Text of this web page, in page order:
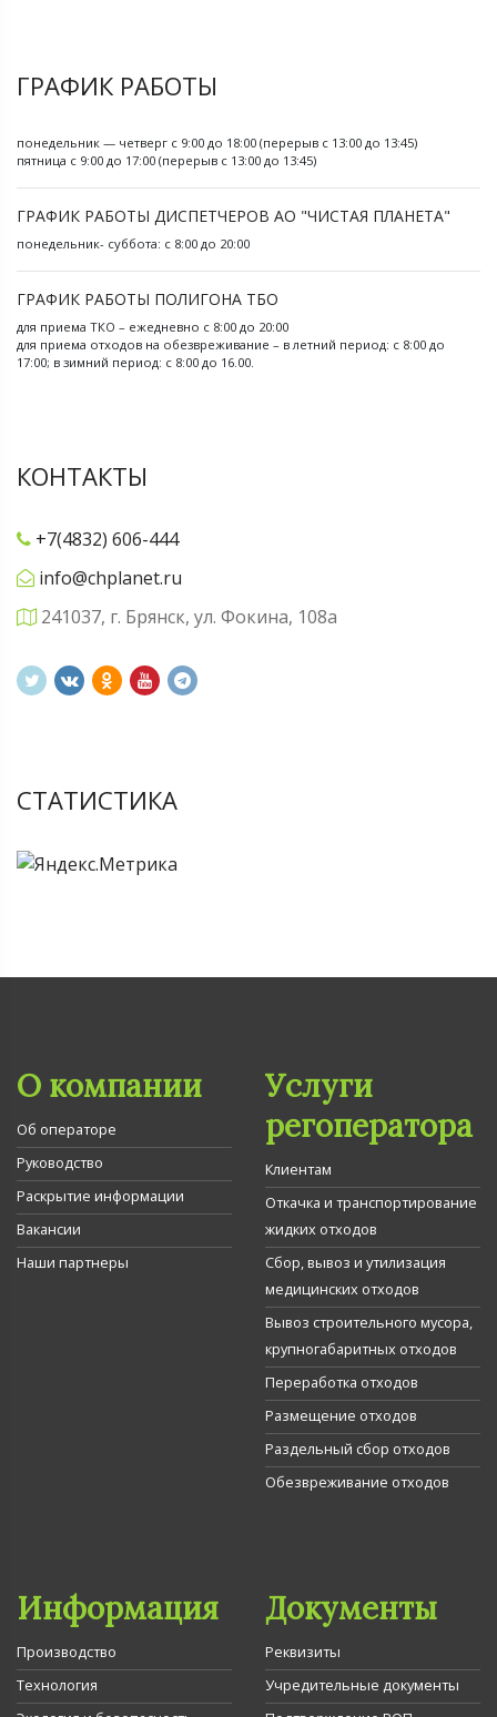
ГРАФИК РАБОТЫ
понедельник — четверг с 9:00 до 18:00 (перерыв с 13:00 до 13:45)
пятница с 9:00 до 17:00 (перерыв с 13:00 до 13:45)
ГРАФИК РАБОТЫ ДИСПЕТЧЕРОВ АО "ЧИСТАЯ ПЛАНЕТА"
понедельник- суббота: с 8:00 до 20:00
ГРАФИК РАБОТЫ ПОЛИГОНА ТБО
для приема ТКО – ежедневно с 8:00 до 20:00
для приема отходов на обезвреживание – в летний период: с 8:00 до
17:00; в зимний период: с 8:00 до 16.00.
КОНТАКТЫ
+7(4832) 606-444
info@chplanet.ru
241037, г. Брянск, ул. Фокина, 108а
СТАТИСТИКА
О компании
Об операторе
Руководство
Раскрытие информации
Вакансии
Наши партнеры
Услуги
регоператора
Клиентам
Откачка и транспортирование
жидких отходов
Сбор, вывоз и утилизация
медицинских отходов
Вывоз строительного мусора,
крупногабаритных отходов
Переработка отходов
Размещение отходов
Раздельный сбор отходов
Обезвреживание отходов
Информация
Производство
Технология
Документы
Реквизиты
Учредительные документы